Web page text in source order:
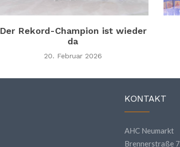
Der Rekord-Champion ist wieder
da
20. Februar 2026
KONTAKT
AHC Neumarkt
Brennerstraße 7